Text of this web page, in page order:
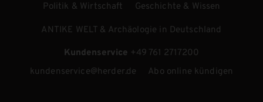
Politik & Wirtschaft Geschichte & Wissen
ANTIKE WELT & Archäologie in Deutschland
Kundenservice +49 761 2717200
kundenservice@herder.de
Abo online kündigen